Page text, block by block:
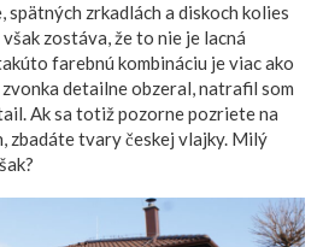
zrkadlách a diskoch kolies
zostáva, že to nie je lacná
farebnú kombináciu je viac ako
detailne obzeral, natrafil som
Ak sa totiž pozorne pozriete na
zbadáte tvary českej vlajky. Milý